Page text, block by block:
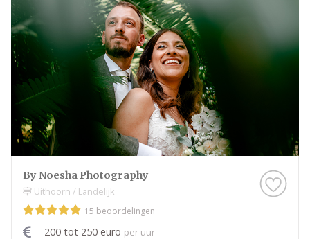
een prachtige manier worden vastgelegd. Met een
complete trouwreportage vol emotie, details en
spontane momenten kunnen jullie deze bijzondere
dag altijd opnieuw beleven. Op deze pagina vind je
een compleet aanbod van trouwfotografen uit de
provincie Noord-Holland.
By Noesha Photography
Uithoorn / Landelijk
15 beoordelingen
200 tot 250 euro per uur